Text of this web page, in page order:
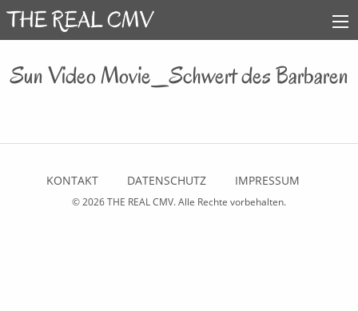
Sun Video Movie_Schwert des Barbaren
KONTAKT DATENSCHUTZ IMPRESSUM
© 2026THE REAL CMV. Alle Rechte vorbehalten.